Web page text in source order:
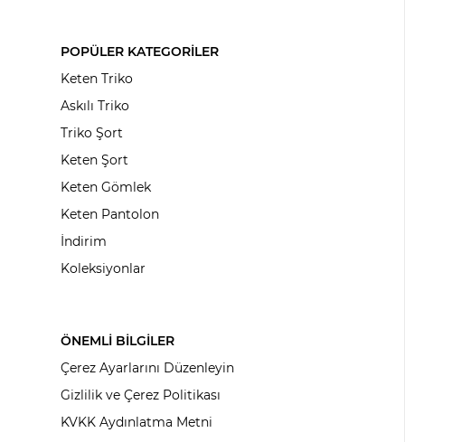
POPÜLER KATEGORİLER
Keten Triko
Askılı Triko
Triko Şort
Keten Şort
Keten Gömlek
Keten Pantolon
İndirim
Koleksiyonlar
ÖNEMLİ BİLGİLER
Çerez Ayarlarını Düzenleyin
Gizlilik ve Çerez Politikası
KVKK Aydınlatma Metni